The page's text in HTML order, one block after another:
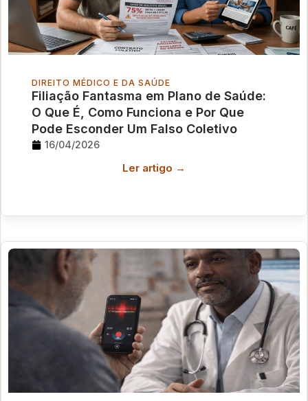
DIREITO MÉDICO E DA SAÚDE
Filiação Fantasma em Plano de Saúde:
O Que É, Como Funciona e Por Que
Pode Esconder Um Falso Coletivo
16/04/2026
Ler artigo →